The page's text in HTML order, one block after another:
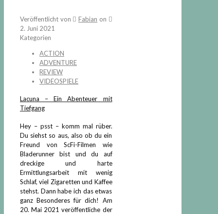
Veröffentlicht von Fabian on
2. Juni 2021
Kategorien
ACTION
ADVENTURE
REVIEW
VIDEOSPIELE
Lacuna – Ein Abenteuer mit
Tiefgang
Hey – psst – komm mal rüber.
Du siehst so aus, also ob du ein
Freund von ScFi-Filmen wie
Bladerunner bist und du auf
dreckige und harte
Ermittlungsarbeit mit wenig
Schlaf, viel Zigaretten und Kaffee
stehst. Dann habe ich das etwas
ganz Besonderes für dich! Am
20. Mai 2021 veröffentliche der